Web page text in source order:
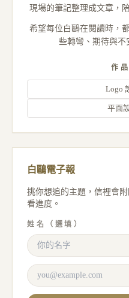
現場的筆記整理成文章，
希望每位白鷗在閱讀時，
些轉彎、期待與不
作
Logo
平面
白鷗電子報
挑你想追的主題，信裡會
看進度。
姓名（選填）